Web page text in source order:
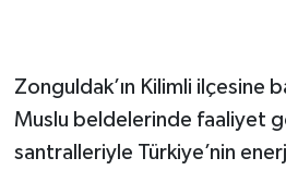
Zonguldak’ın Kilimli ilçesine
Muslu beldelerinde faaliyet
santralleriyle Türkiye’nin